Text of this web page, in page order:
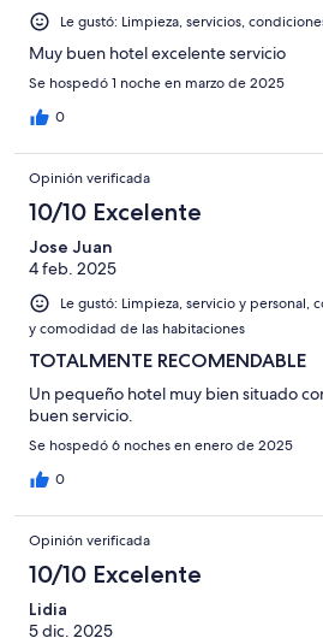
Le gustó: Limpieza, servicios,
Muy buen hotel excelente servicio
Se hospedó 1 noche en marzo de 2025
0
Opinión verificada
10/10 Excelente
Jose Juan
4 feb. 2025
Le gustó: Limpieza, servicio y
y comodidad de las habitaciones
TOTALMENTE RECOMENDABLE
Un pequeño hotel muy bien situado
buen servicio.
Se hospedó 6 noches en enero de 2025
0
Opinión verificada
10/10 Excelente
Lidia
5 dic. 2025